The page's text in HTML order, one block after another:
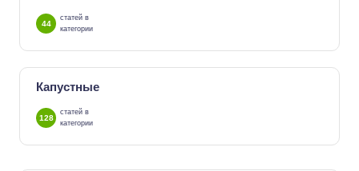
44
статей в
категории
Капустные
128
статей в
категории